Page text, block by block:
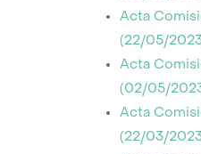
Acta
(22/05/
Acta
(02/05/
Acta
(22/03/